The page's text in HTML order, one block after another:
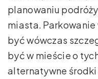
planowaniu
miasta. Parkowanie
być wówczas
być w mieście o
alternatywne